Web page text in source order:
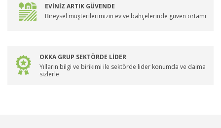
EVİNİZ ARTIK GÜVENDE
Bireysel müşterilerimizin ev ve bahçelerinde güven ortamı
OKKA GRUP SEKTÖRDE LİDER
Yılların bilgi ve birikimi ile sektörde lider konumda ve daima
sizlerle